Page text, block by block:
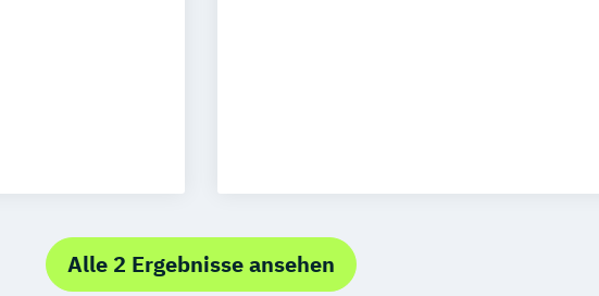
Alle 2 Ergebnisse ansehen